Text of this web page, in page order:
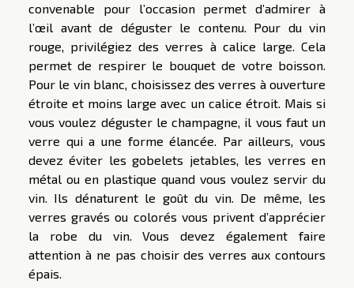
convenable pour l’occasion permet d’admirer à
l’œil avant de déguster le contenu. Pour du vin
rouge, privilégiez des verres à calice large. Cela
permet de respirer le bouquet de votre boisson.
Pour le vin blanc, choisissez des verres à ouverture
étroite et moins large avec un calice étroit. Mais si
vous voulez déguster le champagne, il vous faut un
verre qui a une forme élancée. Par ailleurs, vous
devez éviter les gobelets jetables, les verres en
métal ou en plastique quand vous voulez servir du
vin. Ils dénaturent le goût du vin. De même, les
verres gravés ou colorés vous privent d’apprécier
la robe du vin. Vous devez également faire
attention à ne pas choisir des verres aux contours
épais.